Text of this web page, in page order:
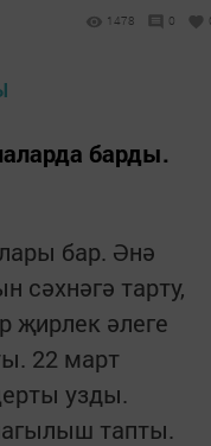
1478 0
барды.
бар. Әнә
сәхнәгә тарту,
җирлек әлеге
22 март
узды.
тапты.